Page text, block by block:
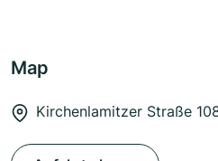
Map
Kirchenlamitzer Straße